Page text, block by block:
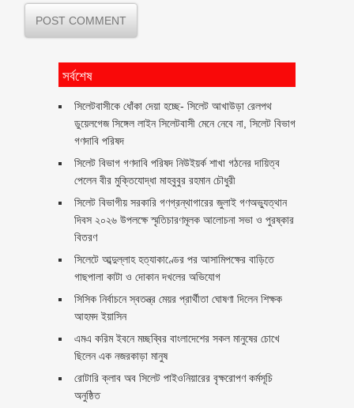
সর্বশেষ
‎সিলেটবাসীকে ধোঁকা দেয়া হচ্ছে- সিলেট আখাউড়া রেলপথ
ডুয়েলগেজ সিঙ্গেল লাইন সিলেটবাসী মেনে নেবে না, সিলেট বিভাগ
গণদাবি পরিষদ
সিলেট বিভাগ গণদাবি পরিষদ নিউইয়র্ক শাখা গঠনের দায়িত্ব
পেলেন বীর মুক্তিযোদ্ধা মাহবুবুর রহমান চৌধুরী ‎ ‎
সিলেট বিভাগীয় সরকারি গণগ্রন্থাগারের জুলাই গণঅভ্যুত্থান
দিবস ২০২৬ উপলক্ষে স্মৃতিচারণমূলক আলোচনা সভা ও পুরষ্কার
বিতরণ ‎ ‎
সিলেটে আব্দুল্লাহ হত্যাকাণ্ডের পর আসামিপক্ষের বাড়িতে
গাছপালা কাটা ও দোকান দখলের অভিযোগ
সিসিক নির্বাচনে স্বতন্ত্র মেয়র প্রার্থীতা ঘোষণা দিলেন শিক্ষক
আহমদ ইয়াসিন
এমএ করিম ইবনে মচ্ছব্বির বাংলাদেশের সকল মানুষের চোখে
ছিলেন এক নজরকাড়া মানুষ ‎
রোটারি ক্লাব অব সিলেট পাইওনিয়ারের বৃক্ষরোপণ কর্মসূচি
অনুষ্ঠিত